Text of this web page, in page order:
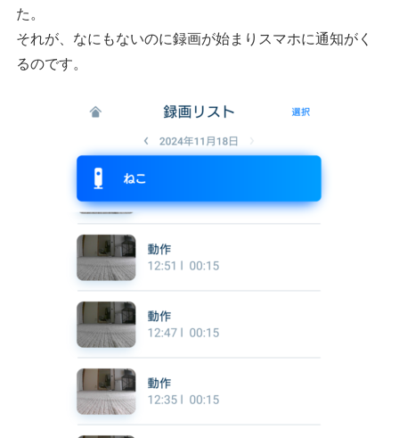
た。
それが、なにもないのに録画が始まりスマホに通知がく
るのです。